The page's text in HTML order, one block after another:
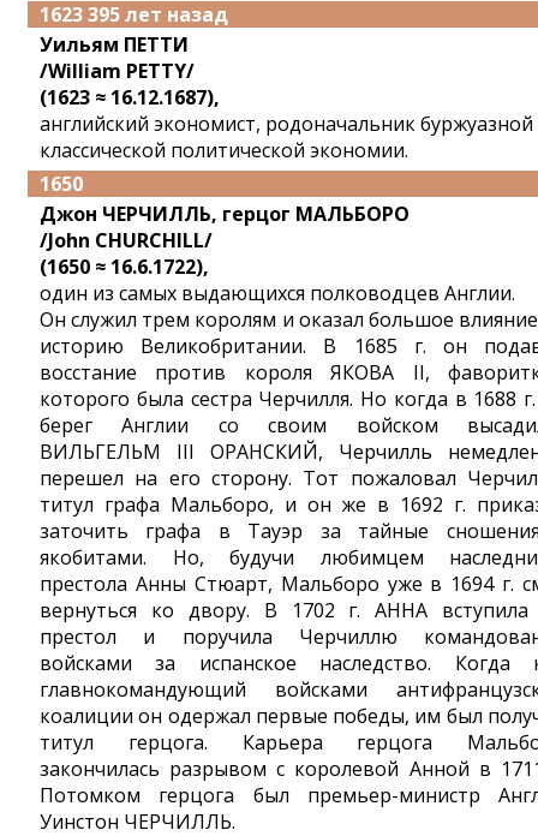
1623 395 лет назад
Уильям ПЕТТИ
/William PETTY/
(1623 ≈ 16.12.1687),
английский экономист, родоначальник буржуазной
классической политической экономии.
1650
Джон ЧЕРЧИЛЛЬ, герцог МАЛЬБОРО
/John CHURCHILL/
(1650 ≈ 16.6.1722),
один из самых выдающихся полководцев Англии.
Он служил трем королям и оказал большое
историю Великобритании. В 1685 г. он
восстание против короля ЯКОВА II,
которого была сестра Черчилля. Но когда в 1688
берег Англии со своим войском
ВИЛЬГЕЛЬМ III ОРАНСКИЙ, Черчилль
перешел на его сторону. Тот пожаловал
титул графа Мальборо, и он же в 1692 г.
заточить графа в Тауэр за тайные
якобитами. Но, будучи любимцем
престола Анны Стюарт, Мальборо уже в 1694 г.
вернуться ко двору. В 1702 г. АННА
престол и поручила Черчиллю
войсками за испанское наследство. Когда
главнокомандующий войсками
коалиции он одержал первые победы, им был
титул герцога. Карьера герцога
закончилась разрывом с королевой Анной в
Потомком герцога был премьер-министр
Уинстон ЧЕРЧИЛЛЬ.